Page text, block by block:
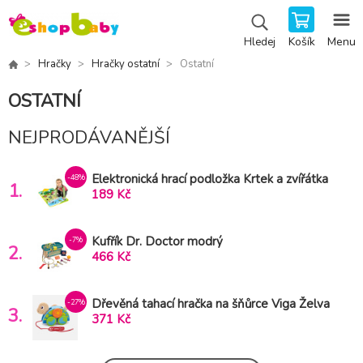
Hledej Košík Menu
Hračky Hračky ostatní Ostatní
OSTATNÍ
NEJPRODÁVANĚJŠÍ
1.
-48%
Elektronická hrací podložka Krtek a zvířátka
42x61cm v krabici
189 Kč
2.
-7%
Kufřík Dr. Doctor modrý
466 Kč
3.
-27%
Dřevěná tahací hračka na šňůrce Viga Želva
371 Kč